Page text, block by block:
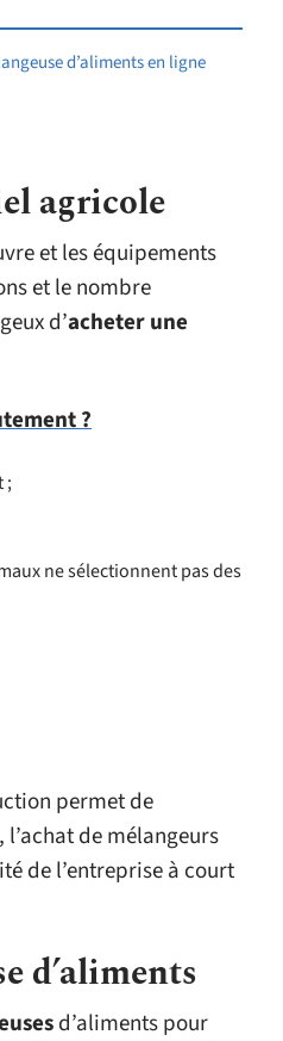
d’aliments en ligne
agricole
et les équipements
et le nombre
d’acheter une
?
;
ne sélectionnent pas des
permet de
de mélangeurs
de l’entreprise à court
d’aliments
d’aliments pour